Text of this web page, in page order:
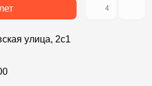
4
улица, 2с1